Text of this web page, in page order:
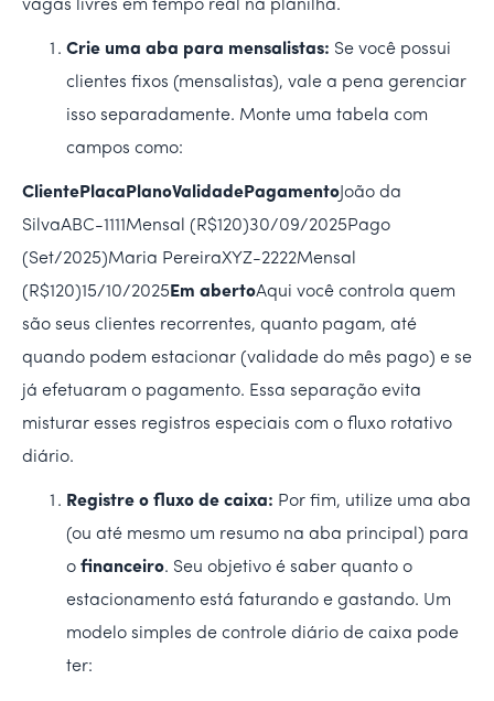
vagas livres em tempo real na planilha.
Crie uma aba para mensalistas: Se você possui
clientes fixos (mensalistas), vale a pena gerenciar
isso separadamente. Monte uma tabela com
campos como:
ClientePlacaPlanoValidadePagamento João da
SilvaABC-1111Mensal (R$120)30/09/2025Pago
(Set/2025)Maria PereiraXYZ-2222Mensal
(R$120)15/10/2025 Em abertoAqui você controla quem
são seus clientes recorrentes, quanto pagam, até
quando podem estacionar (validade do mês pago) e se
já efetuaram o pagamento. Essa separação evita
misturar esses registros especiais com o fluxo rotativo
diário.
Registre o fluxo de caixa: Por fim, utilize uma aba
(ou até mesmo um resumo na aba principal) para
o financeiro. Seu objetivo é saber quanto o
estacionamento está faturando e gastando. Um
modelo simples de controle diário de caixa pode
ter: